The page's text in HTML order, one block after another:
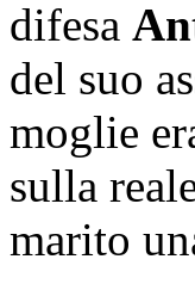
difesa
del suo
moglie
sulla
marito